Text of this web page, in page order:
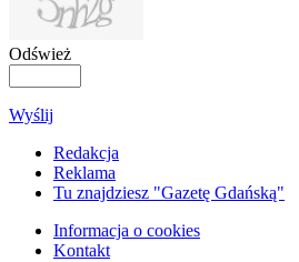
Odśwież
Wyślij
Redakcja
Reklama
Tu znajdziesz "Gazetę Gdańską"
Informacja o cookies
Kontakt